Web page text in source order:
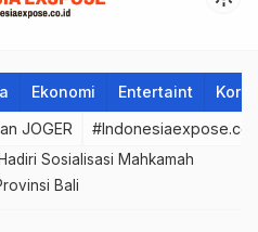
Ekonomi Entertaint
JOGER
Sosialisasi Mahkamah
Bali